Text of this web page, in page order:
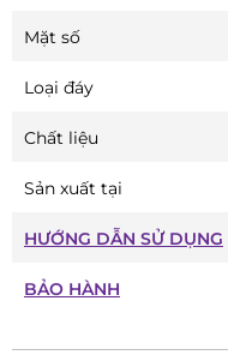
Mặt số
Loại đáy
Chất liệu
Sản xuất tại
HƯỚNG DẪN SỬ DỤNG
BẢO HÀNH